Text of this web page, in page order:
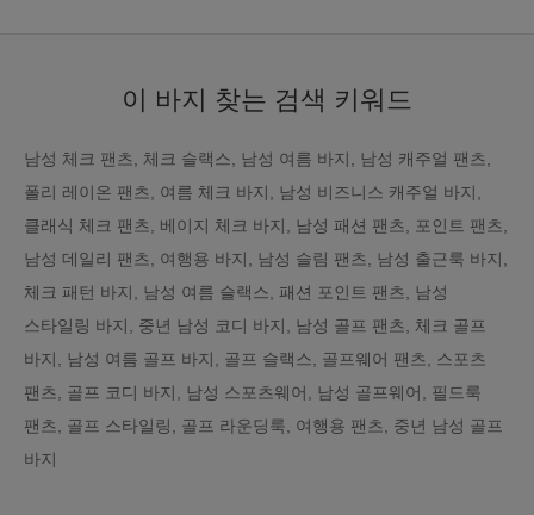
이 바지 찾는 검색 키워드
남성 체크 팬츠, 체크 슬랙스, 남성 여름 바지, 남성 캐주얼 팬츠,
폴리 레이온 팬츠, 여름 체크 바지, 남성 비즈니스 캐주얼 바지,
클래식 체크 팬츠, 베이지 체크 바지, 남성 패션 팬츠, 포인트 팬츠,
남성 데일리 팬츠, 여행용 바지, 남성 슬림 팬츠, 남성 출근룩 바지,
체크 패턴 바지, 남성 여름 슬랙스, 패션 포인트 팬츠, 남성
스타일링 바지, 중년 남성 코디 바지, 남성 골프 팬츠, 체크 골프
바지, 남성 여름 골프 바지, 골프 슬랙스, 골프웨어 팬츠, 스포츠
팬츠, 골프 코디 바지, 남성 스포츠웨어, 남성 골프웨어, 필드룩
팬츠, 골프 스타일링, 골프 라운딩룩, 여행용 팬츠, 중년 남성 골프
바지